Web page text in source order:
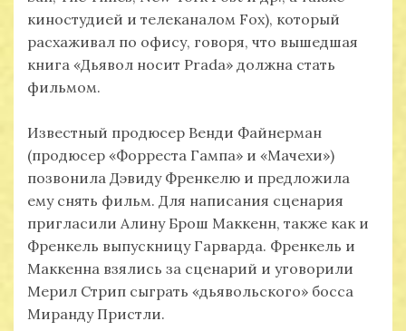
киностудией и телеканалом Fox), который
расхаживал по офису, говоря, что вышедшая
книга «Дьявол носит Prada» должна стать
фильмом.
Известный продюсер Венди Файнерман
(продюсер «Форреста Гампа» и «Мачехи»)
позвонила Дэвиду Френкелю и предложила
ему снять фильм. Для написания сценария
пригласили Алину Брош Маккенн, также как и
Френкель выпускницу Гарварда. Френкель и
Маккенна взялись за сценарий и уговорили
Мерил Стрип сыграть «дьявольского» босса
Миранду Пристли.